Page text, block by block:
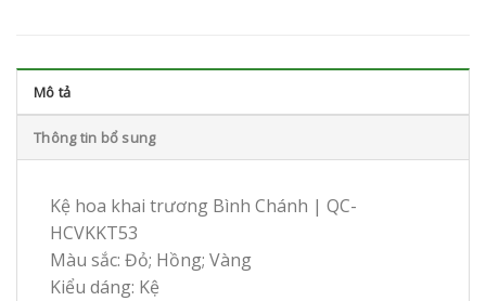
Mô tả
Thông tin bổ sung
Kệ hoa khai trương Bình Chánh | QC-
HCVKKT53
Màu sắc: Đỏ; Hồng; Vàng
Kiểu dáng: Kệ